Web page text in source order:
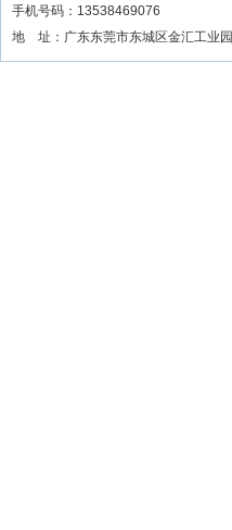
手机号码：13538469076
地 址：广东东莞市东城区金汇工业园